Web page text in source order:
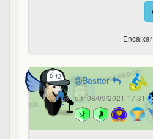
Bastter
em 08/09/2021 17:31